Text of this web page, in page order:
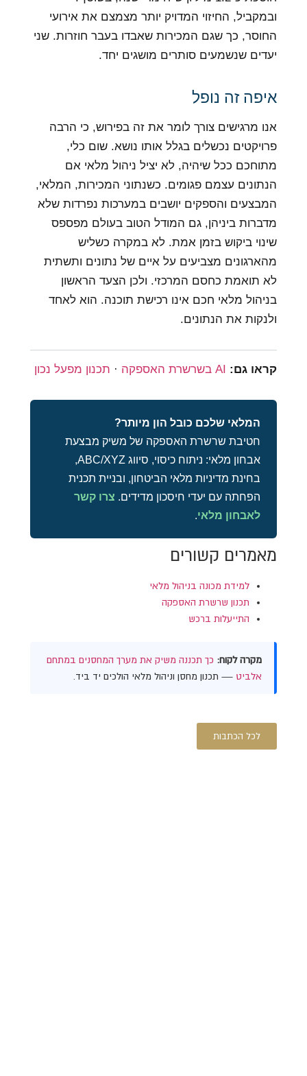
ובמקביל, החיזוי המדויק יותר מצמצם את אירועי
החוסר, כך שגם המכירות שאבדו בעבר חוזרות. שני
יעדים שנשמעים סותרים מושגים יחד.
איפה זה נופל
אנו מרגישים צורך לומר את זה בפירוש, כי הרבה
פרויקטים נכשלים בגלל אותו נושא. שום כלי,
מתוחכם ככל שיהיה, לא יציל ניהול מלאי אם
הנתונים עצמם פגומים. כשנתוני המכירות, המלאי,
המבצעים והספקים יושבים במערכות נפרדות שלא
מדברות ביניהן, גם המודל הטוב בעולם מפספס
שינוי ביקוש בזמן אמת. לא במקרה כשליש
מהארגונים מצביעים על איים של נתונים ותשתית
לא תואמת כחסם המרכזי. ולכן הצעד הראשון
בניהול מלאי חכם אינו רכישת תוכנה. הוא לאחד
ולנקות את הנתונים.
קראו גם: AI בשרשרת האספקה · תכנון מפעל נכון
המלאי שלכם כובל הון מיותר?
חטיבת שרשרת האספקה של משיק מבצעת
אבחון מלאי: ניתוח כיסוי, סיווג ABC/XYZ,
בחינת מדיניות מלאי הביטחון, ובניית תכנית
הפחתה עם יעדי חיסכון מדידים. צרו קשר
לאבחון מלאי.
מאמרים קשורים
למידת מכונה בניהול מלאי
תכנון שרשרת האספקה
התייעלות ברכש
מקרה לקוח: כך תכננה משיק את מערך המחסנים במתחם
אלביט — תכנון מחסן וניהול מלאי הולכים יד ביד.
לכל הכתבות